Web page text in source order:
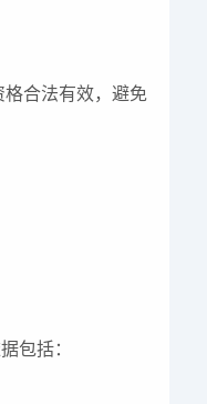
合法有效，避免
包括：